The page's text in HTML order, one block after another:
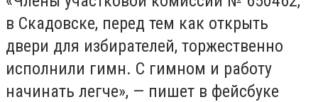
в Скадовске, перед тем как открыть
двери для избирателей, торжественно
исполнили гимн. С гимном и работу
начинать легче», — пишет в фейсбуке